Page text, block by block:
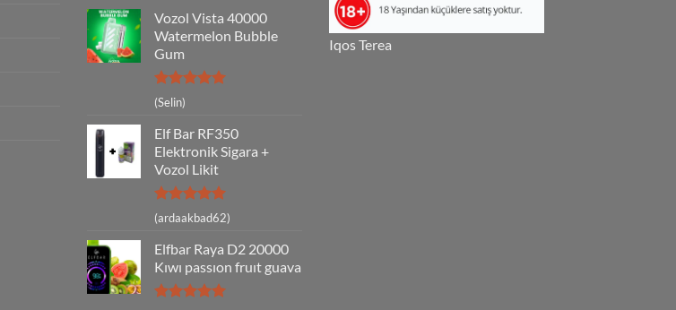
Vozol Vista 40000
Watermelon Bubble
Gum
5 üzerinden
5
oy aldı
(Selin)
Elf Bar RF350
Elektronik Sigara +
Vozol Likit
5 üzerinden
5
(ardaakbad62)
Elfbar Raya D2 20000
Kıwı passıon fruıt guava
Iqos Terea